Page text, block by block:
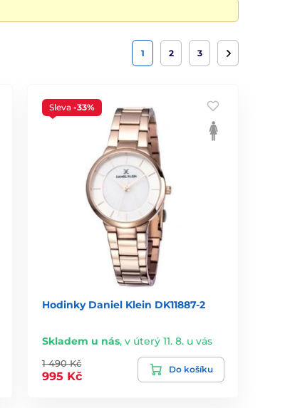
1 2 3
Sleva-33%
Hodinky Daniel Klein DK11887-2
Skladem u nás,v úterý 11. 8. u vás
1 490 Kč
995 Kč
Do košíku